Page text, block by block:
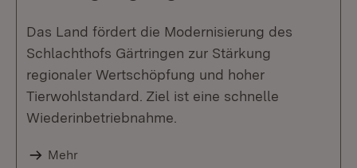
Das Land fördert die Modernisierung des
Schlachthofs Gärtringen zur Stärkung
regionaler Wertschöpfung und hoher
Tierwohlstandard. Ziel ist eine schnelle
Wiederinbetriebnahme.
Mehr